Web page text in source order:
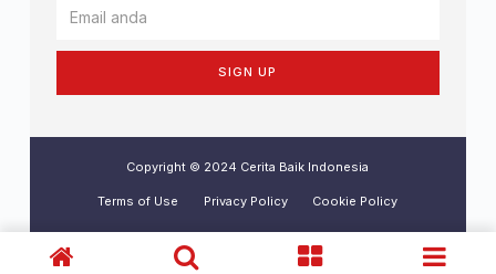
SIGN UP
Copyright © 2024 Cerita Baik Indonesia
Terms of Use Privacy Policy Cookie Policy